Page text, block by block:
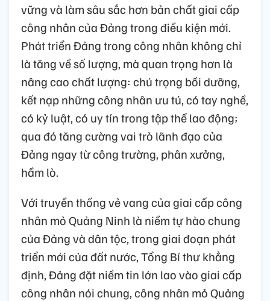
vững và làm sâu sắc hơn bản chất giai cấp
công nhân của Đảng trong điều kiện mới.
Phát triển Đảng trong công nhân không chỉ
là tăng về số lượng, mà quan trọng hơn là
nâng cao chất lượng: chú trọng bồi dưỡng,
kết nạp những công nhân ưu tú, có tay nghề,
có kỷ luật, có uy tín trong tập thể lao động;
qua đó tăng cường vai trò lãnh đạo của
Đảng ngay từ công trường, phân xưởng,
hầm lò.
Với truyền thống vẻ vang của giai cấp công
nhân mỏ Quảng Ninh là niềm tự hào chung
của Đảng và dân tộc, trong giai đoạn phát
triển mới của đất nước, Tổng Bí thư khẳng
định, Đảng đặt niềm tin lớn lao vào giai cấp
công nhân nói chung, công nhân mỏ Quảng